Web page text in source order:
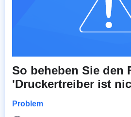
So beheben Sie den
'Druckertreiber ist
Problem